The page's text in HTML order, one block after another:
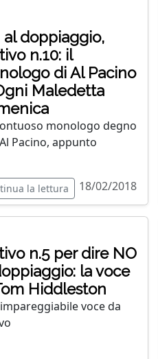
al doppiaggio,
n.10: il
di Al Pacino
Maledetta
monologo degno
Pacino, appunto
la lettura 18/02/2018
n.5 per dire NO
la voce
Hiddleston
voce da